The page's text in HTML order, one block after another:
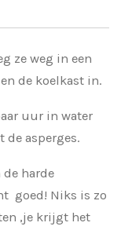
ze weg in een
de koelkast in.
uur in water
asperges.
de harde
goed! Niks is zo
,je krijgt het